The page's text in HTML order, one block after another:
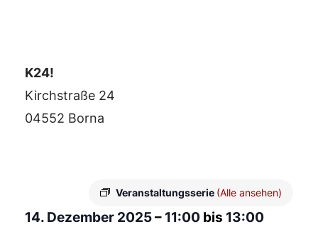
K24!
Kirchstraße 24
04552 Borna
Veranstaltungsserie (Alle ansehen)
14. Dezember 2025– 11:00 bis 13:00